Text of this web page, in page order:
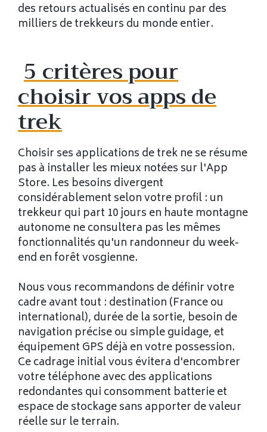
des retours actualisés en continu par des
milliers de trekkeurs du monde entier.
5 critères pour
choisir vos apps de
trek
Choisir ses applications de trek ne se résume
pas à installer les mieux notées sur l'App
Store. Les besoins divergent
considérablement selon votre profil : un
trekkeur qui part 10 jours en haute montagne
autonome ne consultera pas les mêmes
fonctionnalités qu'un randonneur du week-
end en forêt vosgienne.
Nous vous recommandons de définir votre
cadre avant tout : destination (France ou
international), durée de la sortie, besoin de
navigation précise ou simple guidage, et
équipement GPS déjà en votre possession.
Ce cadrage initial vous évitera d'encombrer
votre téléphone avec des applications
redondantes qui consomment batterie et
espace de stockage sans apporter de valeur
réelle sur le terrain.